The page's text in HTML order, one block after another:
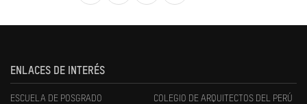
ENLACES DE INTERÉS
ESCUELA DE POSGRADO COLEGIO DE ARQUITECTOS DEL PERÚ